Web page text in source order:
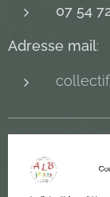
07 54
Adresse mail: